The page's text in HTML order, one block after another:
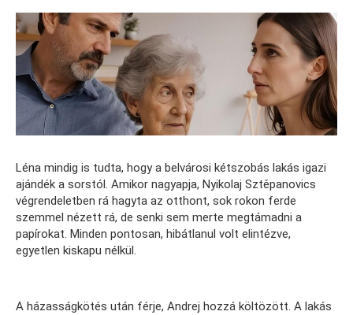
Léna mindig is tudta, hogy a belvárosi kétszobás lakás igazi
ajándék a sorstól. Amikor nagyapja, Nyikolaj Sztěpanovics
végrendeletben rá hagyta az otthont, sok rokon ferde
szemmel nézett rá, de senki sem merte megtámadni a
papírokat. Minden pontosan, hibátlanul volt elintézve,
egyetlen kiskapu nélkül.
A házasságkötés után férje, Andrej hozzá költözött. A lakás